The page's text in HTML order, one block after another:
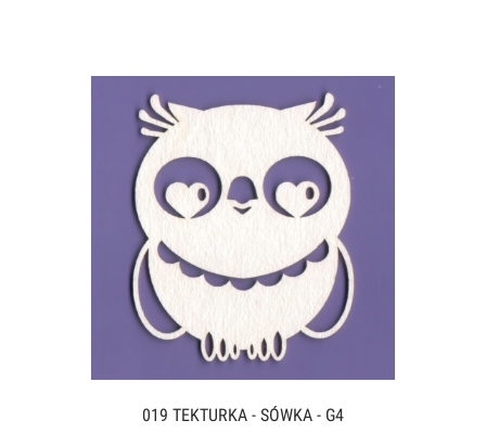
019 TEKTURKA - SÓWKA - G4